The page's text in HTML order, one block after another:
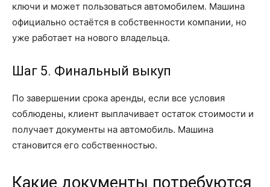
ключи и может пользоваться автомобилем. Машина
официально остаётся в собственности компании, но
уже работает на нового владельца.
Шаг 5. Финальный выкуп
По завершении срока аренды, если все условия
соблюдены, клиент выплачивает остаток стоимости и
получает документы на автомобиль. Машина
становится его собственностью.
Какие документы потребуются